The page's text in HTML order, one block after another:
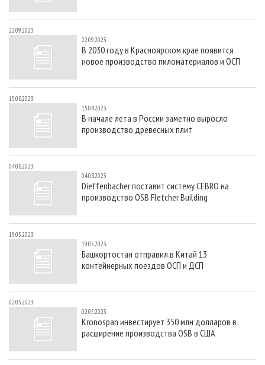
22.09.2023
22.09.2023
В 2030 году в Красноярском крае появится
новое производство пиломатериалов и ОСП
15.08.2023
15.08.2023
В начале лета в России заметно выросло
производство древесных плит
04.08.2023
04.08.2023
Dieffenbacher поставит систему CEBRO на
производство OSB Fletcher Building
19.05.2023
19.05.2023
Башкортостан отправил в Китай 13
контейнерных поездов ОСП и ДСП
02.05.2023
02.05.2023
Kronospan инвестирует 350 млн долларов в
расширение производства OSB в США